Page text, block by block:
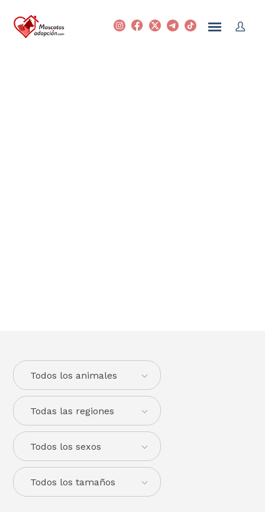
Todas las regiones
Todos los animales
Todos los sexos
Todos los tamaños